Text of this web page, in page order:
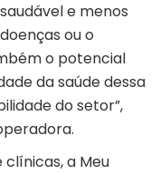
e menos
ou o
o potencial
da saúde dessa
do setor”,
a Meu